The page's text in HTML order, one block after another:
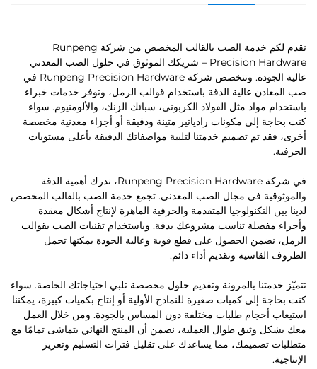
نقدم لكم خدمة الصب بالقالب المخصص من شركة Runpeng
Precision Hardware – شريكك الموثوق في حلول الصب المعدني
عالية الجودة. وتتخصص شركة Runpeng Precision Hardware في
صب المعادن عالية الدقة باستخدام قوالب الرمل، وتوفر خدمات خبراء
باستخدام مواد مثل الفولاذ الكربوني، سبائك الزنك، والألومنيوم. سواء
كنت بحاجة إلى مكونات رادياتير متينة ودقيقة أو أجزاء معدنية مخصصة
أخرى، فقد تم تصميم خدمتنا لتلبية مواصفاتك الدقيقة بأعلى مستويات
الحرفية.
في شركة Runpeng Precision Hardware، ندرك أهمية الدقة
والموثوقية في مجال الصب المعدني. تجمع خدمة الصب بالقالب المخصص
لدينا بين التكنولوجيا المتقدمة والحرفية الماهرة لإنتاج أشكال معقدة
وأجزاء مفصلة تناسب مشروعك بدقة. وباستخدام تقنيات الصب بقوالب
الرمل، نضمن الحصول على قطع قوية وعالية الجودة يمكنها تحمل
الظروف القاسية وتقديم أداء دائم.
تتميّز خدمتنا بالمرونة وتقديم حلول مخصصة تلبي احتياجاتك الخاصة. سواء
كنت بحاجة إلى كميات صغيرة للنماذج الأولية أو إنتاج بكميات كبيرة، يمكننا
استيعاب أحجام طلبات مختلفة دون المساس بالجودة. ومن خلال العمل
معك بشكل وثيق طوال العملية، نضمن أن المنتج النهائي يتماشى تمامًا مع
متطلبات تصميمك، مما يساعدك على تقليل فترات التسليم وتعزيز
الإنتاجية.